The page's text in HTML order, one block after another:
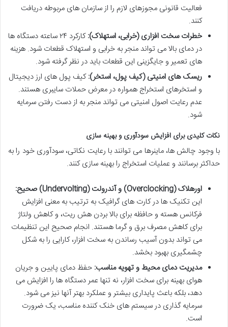
فعالیت قانونی مجوزهای لازم را از سازمان های مربوطه دریافت
کنند.
خطرات سخت افزاری (خرابی، استهلاک):
کارکرد ۲۴ ساعته دستگاه ها
در دمای بالا می تواند منجر به خرابی و استهلاک قطعات شود. هزینه
های تعمیر و جایگزینی این قطعات باید در نظر گرفته شود.
ریسک های امنیتی (کیف پول، استخر):کیف پول های ارز دیجیتال
و استخرهای استخراج همواره در معرض حملات سایبری هستند.
عدم رعایت اصول امنیتی می تواند منجر به از دست رفتن سرمایه
شود.
نکات کلیدی برای افزایش سودآوری و بهینه سازی
با وجود چالش ها، ماینرها می توانند با رعایت نکاتی، سودآوری خود را به
حداکثر برسانند و عملیات استخراج را بهینه سازی کنند.
اورهلاک (Overclocking) و آندرولت (Undervolting) صحیح:
این تکنیک ها در کارت های گرافیک به ترتیب به معنی افزایش
فرکانس هسته و حافظه برای بالا بردن هش ریت، و کاهش ولتاژ
برای کاهش مصرف برق و گرما هستند. انجام صحیح این تنظیمات
می تواند بدون آسیب رساندن به سخت افزار، کارایی را به شکل
چشمگیری بهبود بخشد.
مدیریت دمای محیط و تهویه مناسب: حفظ دمای پایین و جریان
هوای بهینه برای سخت افزار، نه تنها عمر دستگاه ها را افزایش می
دهد، بلکه باعث پایداری بیشتر و عملکرد بهتر آنها نیز می شود.
سرمایه گذاری در سیستم های خنک کننده مناسب، یک ضرورت
است.